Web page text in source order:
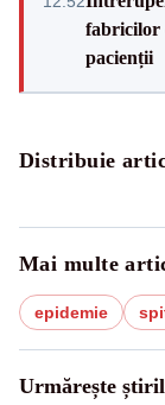
fabricilor
pacienții
Distribuie
Mai multe
epidemie
Urmărește